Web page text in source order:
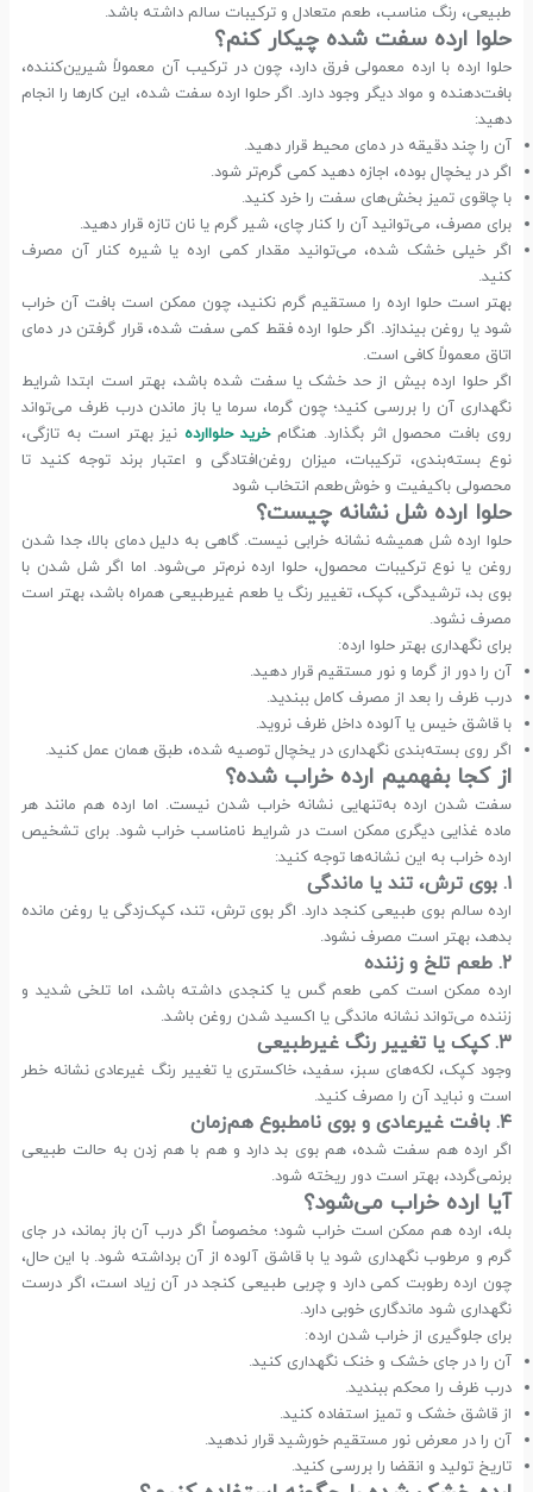
طبیعی، رنگ مناسب، طعم متعادل و ترکیبات سالم داشته باشد.
حلوا ارده سفت شده چیکار کنم؟
حلوا ارده با ارده معمولی فرق دارد، چون در ترکیب آن معمولاً شیرین‌کننده،
بافت‌دهنده و مواد دیگر وجود دارد. اگر حلوا ارده سفت شده، این کارها را انجام
دهید:
آن را چند دقیقه در دمای محیط قرار دهید.
اگر در یخچال بوده، اجازه دهید کمی گرم‌تر شود.
با چاقوی تمیز بخش‌های سفت را خرد کنید.
برای مصرف، می‌توانید آن را کنار چای، شیر گرم یا نان تازه قرار دهید.
اگر خیلی خشک شده، می‌توانید مقدار کمی ارده یا شیره کنار آن مصرف
کنید.
بهتر است حلوا ارده را مستقیم گرم نکنید، چون ممکن است بافت آن خراب
شود یا روغن بیندازد. اگر حلوا ارده فقط کمی سفت شده، قرار گرفتن در دمای
اتاق معمولاً کافی است.
اگر حلوا ارده بیش از حد خشک یا سفت شده باشد، بهتر است ابتدا شرایط
نگهداری آن را بررسی کنید؛ چون گرما، سرما یا باز ماندن درب ظرف می‌تواند
روی بافت محصول اثر بگذارد. هنگامخرید حلواارده نیز بهتر است به تازگی،
نوع بسته‌بندی، ترکیبات، میزان روغن‌افتادگی و اعتبار برند توجه کنید تا
محصولی باکیفیت و خوش‌طعم انتخاب شود
حلوا ارده شل نشانه چیست؟
حلوا ارده شل همیشه نشانه خرابی نیست. گاهی به دلیل دمای بالا، جدا شدن
روغن یا نوع ترکیبات محصول، حلوا ارده نرم‌تر می‌شود. اما اگر شل شدن با
بوی بد، ترشیدگی، کپک، تغییر رنگ یا طعم غیرطبیعی همراه باشد، بهتر است
مصرف نشود.
برای نگهداری بهتر حلوا ارده:
آن را دور از گرما و نور مستقیم قرار دهید.
درب ظرف را بعد از مصرف کامل ببندید.
با قاشق خیس یا آلوده داخل ظرف نروید.
اگر روی بسته‌بندی نگهداری در یخچال توصیه شده، طبق همان عمل کنید.
از کجا بفهمیم ارده خراب شده؟
سفت شدن ارده به‌تنهایی نشانه خراب شدن نیست. اما ارده هم مانند هر
ماده غذایی دیگری ممکن است در شرایط نامناسب خراب شود. برای تشخیص
ارده خراب به این نشانه‌ها توجه کنید:
۱. بوی ترش، تند یا ماندگی
ارده سالم بوی طبیعی کنجد دارد. اگر بوی ترش، تند، کپک‌زدگی یا روغن مانده
بدهد، بهتر است مصرف نشود.
۲. طعم تلخ و زننده
ارده ممکن است کمی طعم گس یا کنجدی داشته باشد، اما تلخی شدید و
زننده می‌تواند نشانه ماندگی یا اکسید شدن روغن باشد.
۳. کپک یا تغییر رنگ غیرطبیعی
وجود کپک، لکه‌های سبز، سفید، خاکستری یا تغییر رنگ غیرعادی نشانه خطر
است و نباید آن را مصرف کنید.
۴. بافت غیرعادی و بوی نامطبوع هم‌زمان
اگر ارده هم سفت شده، هم بوی بد دارد و هم با هم زدن به حالت طبیعی
برنمی‌گردد، بهتر است دور ریخته شود.
آیا ارده خراب می‌شود؟
بله، ارده هم ممکن است خراب شود؛ مخصوصاً اگر درب آن باز بماند، در جای
گرم و مرطوب نگهداری شود یا با قاشق آلوده از آن برداشته شود. با این حال،
چون ارده رطوبت کمی دارد و چربی طبیعی کنجد در آن زیاد است، اگر درست
نگهداری شود ماندگاری خوبی دارد.
برای جلوگیری از خراب شدن ارده:
آن را در جای خشک و خنک نگهداری کنید.
درب ظرف را محکم ببندید.
از قاشق خشک و تمیز استفاده کنید.
آن را در معرض نور مستقیم خورشید قرار ندهید.
تاریخ تولید و انقضا را بررسی کنید.